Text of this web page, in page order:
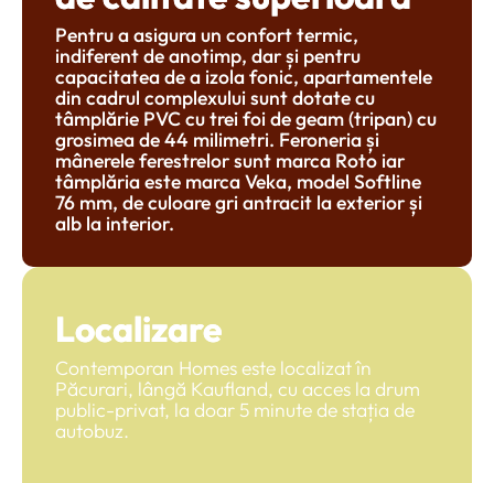
Pentru a asigura un confort termic,
indiferent de anotimp, dar și pentru
capacitatea de a izola fonic, apartamentele
din cadrul complexului sunt dotate cu
tâmplărie PVC cu trei foi de geam (tripan) cu
grosimea de 44 milimetri. Feroneria și
mânerele ferestrelor sunt marca Roto iar
tâmplăria este marca Veka, model Softline
76 mm, de culoare gri antracit la exterior și
alb la interior.
Localizare
Contemporan Homes este localizat în
Păcurari, lângă Kaufland, cu acces la drum
public-privat, la doar 5 minute de stația de
autobuz.